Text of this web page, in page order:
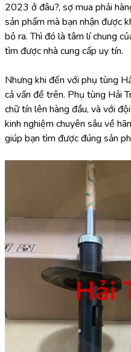
2023 ở đâu?, sợ mua phải
sản phẩm mà bạn nhận được
bỏ ra. Thì đó là tâm lí chung
tìm được nhà cung cấp uy tín.
Nhưng khi đến với phụ tùng
cả vấn đề trên. Phụ tùng Hải
chữ tín lên hàng đầu, và với
kinh nghiệm chuyên sâu về
giúp bạn tìm được đúng sản